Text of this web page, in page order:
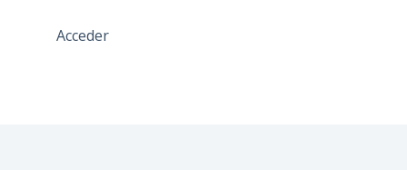
Acceder